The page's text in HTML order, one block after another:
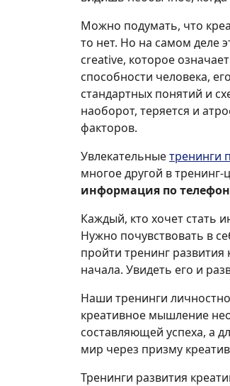
Можно подумать, что
то нет. Но на самом деле
creative, которое
способности человека,
стандартных понятий и
наоборот, теряется и
факторов.
Увлекательныетренинги
многое другой в
информация по
Каждый, кто хочет стать
Нужно почувствовать в
пройти тренинг
начала. Увидеть его и
Наши тренинги
креативное мышление
составляющей успеха, а
мир через призму
Тренинги развития